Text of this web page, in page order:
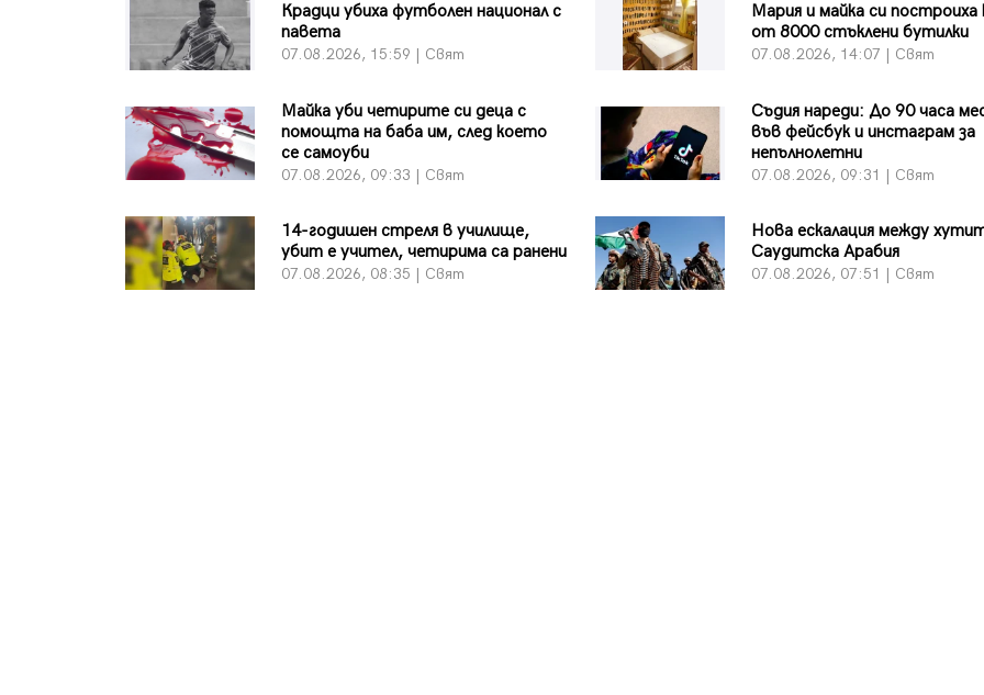
Крадци убиха футболен национал с
павета
07.08.2026, 15:59 | Свят
Мария и майка си
от 8000 стъклени бутилки
07.08.2026, 14:07 | Свят
Майка уби четирите си деца с
помощта на баба им, след което
се самоуби
07.08.2026, 09:33 | Свят
Съдия нареди: До 90 часа
във фейсбук и инстаграм за
непълнолетни
07.08.2026, 09:31 | Свят
14-годишен стреля в училище,
убит е учител, четирима са ранени
07.08.2026, 08:35 | Свят
Нова ескалация между
Саудитска Арабия
07.08.2026, 07:51 | Свят